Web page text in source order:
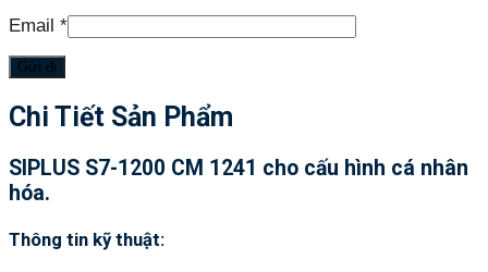
Email *
Chi Tiết Sản Phẩm
SIPLUS S7-1200 CM 1241 cho cấu hình cá nhân
hóa.
Thông tin kỹ thuật: